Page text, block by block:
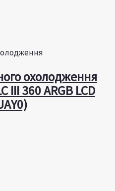
охолодження
III 360 ARGB LCD